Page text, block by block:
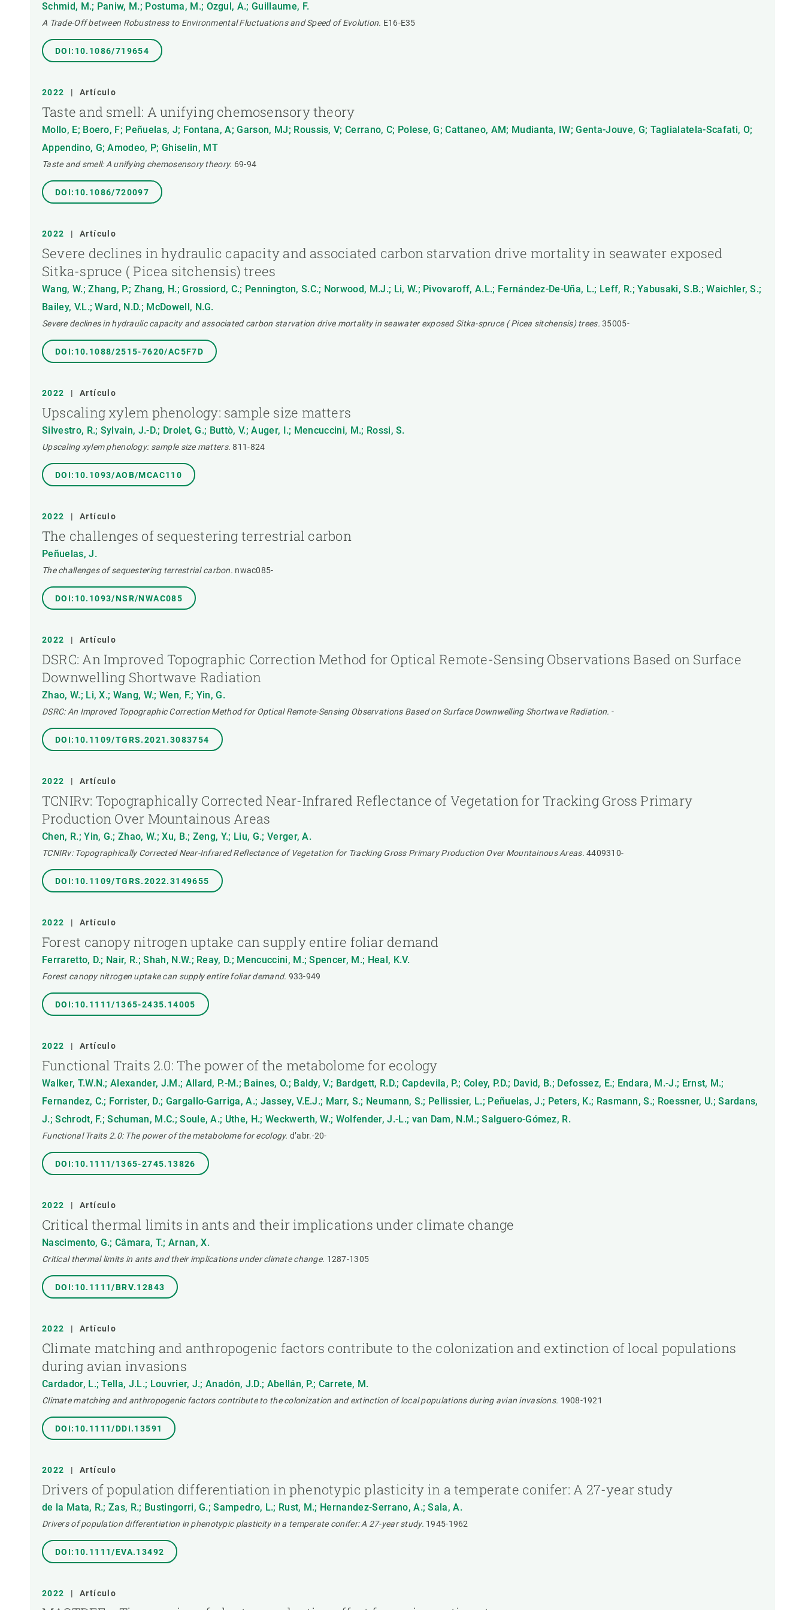
TIPO DE PUBLICACIÓN
Schmid, M.; Paniw, M.; Postuma, M.; Ozgul, A.; Guillaume, F.
A Trade-Off between Robustness to Environmental Fluctuations and Speed of Evolution. E16-E35
DOI:10.1086/719654
2022 | Artículo
Taste and smell: A unifying chemosensory theory
Mollo, E; Boero, F; Peñuelas, J; Fontana, A; Garson, MJ; Roussis, V; Cerrano, C; Polese, G; Cattaneo, AM; Mudianta, IW; Genta-Jouve, G; Taglialatela-Scafati, O;
Appendino, G; Amodeo, P; Ghiselin, MT
Taste and smell: A unifying chemosensory theory. 69-94
DOI:10.1086/720097
2022 | Artículo
Severe declines in hydraulic capacity and associated carbon starvation drive mortality in seawater exposed
Sitka-spruce ( Picea sitchensis) trees
Wang, W.; Zhang, P.; Zhang, H.; Grossiord, C.; Pennington, S.C.; Norwood, M.J.; Li, W.; Pivovaroff, A.L.; Fernández-De-Uña, L.; Leff, R.; Yabusaki, S.B.; Waichler, S.;
Bailey, V.L.; Ward, N.D.; McDowell, N.G.
Severe declines in hydraulic capacity and associated carbon starvation drive mortality in seawater exposed Sitka-spruce ( Picea sitchensis) trees. 35005-
DOI:10.1088/2515-7620/AC5F7D
2022 | Artículo
Upscaling xylem phenology: sample size matters
Silvestro, R.; Sylvain, J.-D.; Drolet, G.; Buttò, V.; Auger, I.; Mencuccini, M.; Rossi, S.
Upscaling xylem phenology: sample size matters. 811-824
DOI:10.1093/AOB/MCAC110
2022 | Artículo
The challenges of sequestering terrestrial carbon
Peñuelas, J.
The challenges of sequestering terrestrial carbon. nwac085-
DOI:10.1093/NSR/NWAC085
2022 | Artículo
DSRC: An Improved Topographic Correction Method for Optical Remote-Sensing Observations Based on Surface
Downwelling Shortwave Radiation
Zhao, W.; Li, X.; Wang, W.; Wen, F.; Yin, G.
DSRC: An Improved Topographic Correction Method for Optical Remote-Sensing Observations Based on Surface Downwelling Shortwave Radiation. -
DOI:10.1109/TGRS.2021.3083754
2022 | Artículo
TCNIRv: Topographically Corrected Near-Infrared Reflectance of Vegetation for Tracking Gross Primary
Production Over Mountainous Areas
Chen, R.; Yin, G.; Zhao, W.; Xu, B.; Zeng, Y.; Liu, G.; Verger, A.
TCNIRv: Topographically Corrected Near-Infrared Reflectance of Vegetation for Tracking Gross Primary Production Over Mountainous Areas. 4409310-
DOI:10.1109/TGRS.2022.3149655
2022 | Artículo
Forest canopy nitrogen uptake can supply entire foliar demand
Ferraretto, D.; Nair, R.; Shah, N.W.; Reay, D.; Mencuccini, M.; Spencer, M.; Heal, K.V.
Forest canopy nitrogen uptake can supply entire foliar demand. 933-949
DOI:10.1111/1365-2435.14005
2022 | Artículo
Functional Traits 2.0: The power of the metabolome for ecology
Walker, T.W.N.; Alexander, J.M.; Allard, P.-M.; Baines, O.; Baldy, V.; Bardgett, R.D.; Capdevila, P.; Coley, P.D.; David, B.; Defossez, E.; Endara, M.-J.; Ernst, M.;
Fernandez, C.; Forrister, D.; Gargallo-Garriga, A.; Jassey, V.E.J.; Marr, S.; Neumann, S.; Pellissier, L.; Peñuelas, J.; Peters, K.; Rasmann, S.; Roessner, U.; Sardans,
J.; Schrodt, F.; Schuman, M.C.; Soule, A.; Uthe, H.; Weckwerth, W.; Wolfender, J.-L.; van Dam, N.M.; Salguero-Gómez, R.
Functional Traits 2.0: The power of the metabolome for ecology. d’abr.-20-
DOI:10.1111/1365-2745.13826
2022 | Artículo
Critical thermal limits in ants and their implications under climate change
Nascimento, G.; Câmara, T.; Arnan, X.
Critical thermal limits in ants and their implications under climate change. 1287-1305
DOI:10.1111/BRV.12843
2022 | Artículo
Climate matching and anthropogenic factors contribute to the colonization and extinction of local populations
during avian invasions
Cardador, L.; Tella, J.L.; Louvrier, J.; Anadón, J.D.; Abellán, P.; Carrete, M.
Climate matching and anthropogenic factors contribute to the colonization and extinction of local populations during avian invasions. 1908-1921
DOI:10.1111/DDI.13591
2022 | Artículo
Drivers of population differentiation in phenotypic plasticity in a temperate conifer: A 27-year study
de la Mata, R.; Zas, R.; Bustingorri, G.; Sampedro, L.; Rust, M.; Hernandez-Serrano, A.; Sala, A.
Drivers of population differentiation in phenotypic plasticity in a temperate conifer: A 27-year study. 1945-1962
DOI:10.1111/EVA.13492
2022 | Artículo
Observación de la Tierra